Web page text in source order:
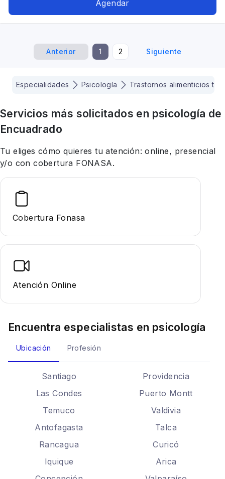
interpersonales, apego, regulación emocional
Agendar
Anterior 1 2 Siguiente
Especialidades Psicología Trastornos alimenticios tca
Servicios más solicitados en psicología de
Encuadrado
Tu eliges cómo quieres tu atención: online, presencial
y/o con cobertura FONASA.
Cobertura Fonasa
Atención Online
Encuentra especialistas en psicología
Ubicación Profesión
Santiago
Providencia
Las Condes
Puerto Montt
Temuco
Valdivia
Antofagasta
Talca
Rancagua
Curicó
Iquique
Arica